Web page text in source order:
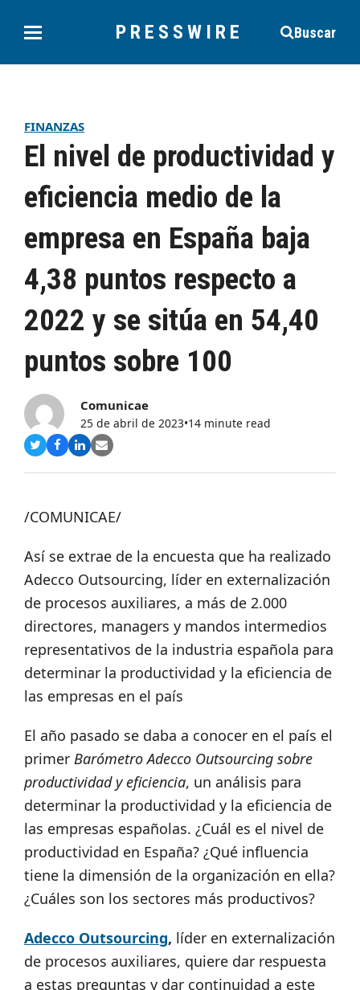
PRESSWIRE Buscar
FINANZAS
El nivel de productividad y
eficiencia medio de la
empresa en España baja
4,38 puntos respecto a
2022 y se sitúa en 54,40
puntos sobre 100
Comunicae
25 de abril de 2023•14 minute read
Compartir
Twitter
Compartir
Facebook
Compartir
LinkedIn
Share
Email
/COMUNICAE/
Así se extrae de la encuesta que ha realizado
Adecco Outsourcing, líder en externalización
de procesos auxiliares, a más de 2.000
directores, managers y mandos intermedios
representativos de la industria española para
determinar la productividad y la eficiencia de
las empresas en el país
El año pasado se daba a conocer en el país el
primer Barómetro Adecco Outsourcing sobre
productividad y eficiencia, un análisis para
determinar la productividad y la eficiencia de
las empresas españolas. ¿Cuál es el nivel de
productividad en España? ¿Qué influencia
tiene la dimensión de la organización en ella?
¿Cuáles son los sectores más productivos?
Adecco Outsourcing, líder en externalización
de procesos auxiliares, quiere dar respuesta
a estas preguntas y dar continuidad a este